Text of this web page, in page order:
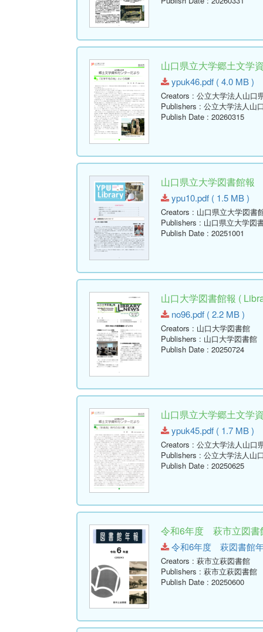
山口県立大学郷土文学
ypuk46.pdf ( 4.0 MB )
Creators : 公立大学法人山口
Publishers : 公立大学法人山
Publish Date : 20260315
山口県立大学図書館報
ypu10.pdf ( 1.5 MB )
Creators : 山口県立大学図書
Publishers : 山口県立大学図
Publish Date : 20251001
山口大学図書館報 (
no96.pdf ( 2.2 MB )
Creators : 山口大学図書館
Publishers : 山口大学図書館
Publish Date : 20250724
山口県立大学郷土文学
ypuk45.pdf ( 1.7 MB )
Creators : 公立大学法人山口
Publishers : 公立大学法人山
Publish Date : 20250625
令和6年度 萩市立図書
令和6年度 萩図書館
Creators : 萩市立萩図書館
Publishers : 萩市立萩図書館
Publish Date : 20250600